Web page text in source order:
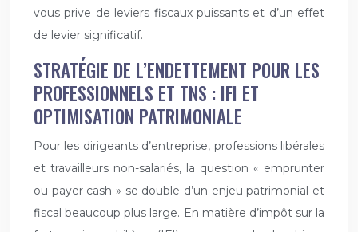
vous prive de leviers fiscaux puissants et d’un effet
de levier significatif.
STRATÉGIE DE L’ENDETTEMENT POUR LES
PROFESSIONNELS ET TNS : IFI ET
OPTIMISATION PATRIMONIALE
Pour les dirigeants d’entreprise, professions libérales
et travailleurs non-salariés, la question « emprunter
ou payer cash » se double d’un enjeu patrimonial et
fiscal beaucoup plus large. En matière d’impôt sur la